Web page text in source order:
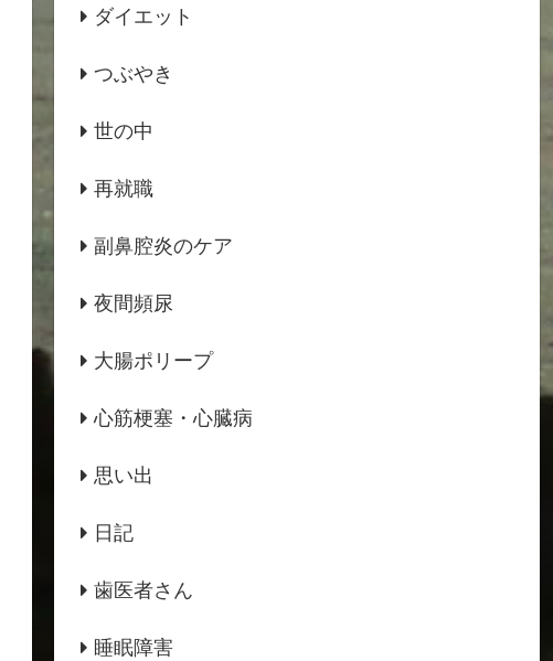
ダイエット
つぶやき
世の中
再就職
副鼻腔炎のケア
夜間頻尿
大腸ポリープ
心筋梗塞・心臓病
思い出
日記
歯医者さん
睡眠障害